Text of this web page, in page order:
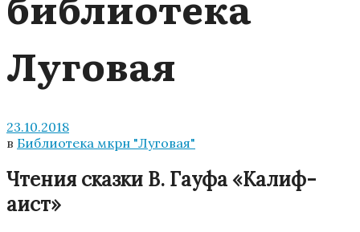
Луговая
23.10.2018
в Библиотека мкрн "Луговая"
Чтения сказки В. Гауфа «Калиф-
аист»